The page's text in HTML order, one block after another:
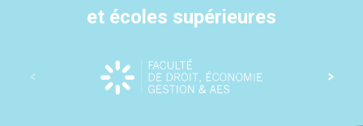
et écoles supérieures